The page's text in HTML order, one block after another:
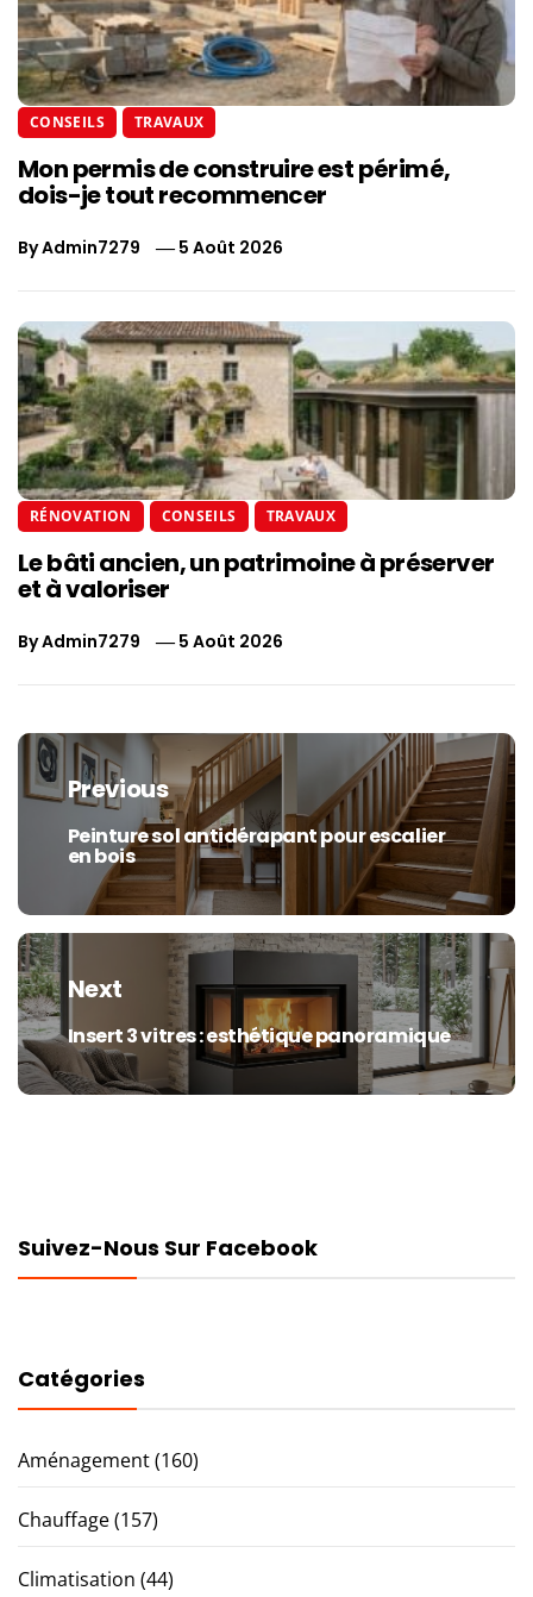
CONSEILS TRAVAUX
Mon permis de construire est périmé,
dois-je tout recommencer
ByAdmin7279 5 Août 2026
RÉNOVATION CONSEILS TRAVAUX
Le bâti ancien, un patrimoine à préserver
et à valoriser
ByAdmin7279 5 Août 2026
Navigation
de
l’article
Previous
Previous
post:
Peinture sol antidérapant pour escalier
en bois
Next
Next
post:
Insert 3 vitres : esthétique panoramique
Suivez-Nous Sur Facebook
Catégories
Aménagement(160)
Chauffage(157)
Climatisation (44)